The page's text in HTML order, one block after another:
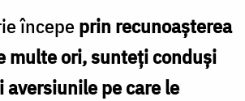
începeprin recunoaşterea
multe ori, sunteţi conduşi
aversiunile pe care le